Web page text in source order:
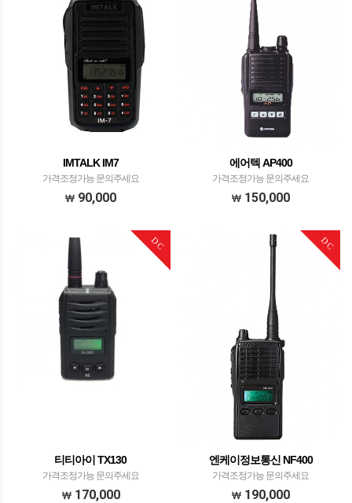
IMTALK IM7
가격조정가능 문의주세요
90,000
에어텍 AP400
가격조정가능 문의주세요
150,000
DC
티티아이 TX130
가격조정가능 문의주세요
170,000
DC
엔케이정보통신 NF400
가격조정가능 문의주세요
190,000